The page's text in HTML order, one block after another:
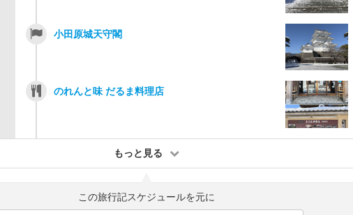
小田原城天守閣
のれんと味 だるま料理店
もっと見る
この旅行記スケジュールを元に